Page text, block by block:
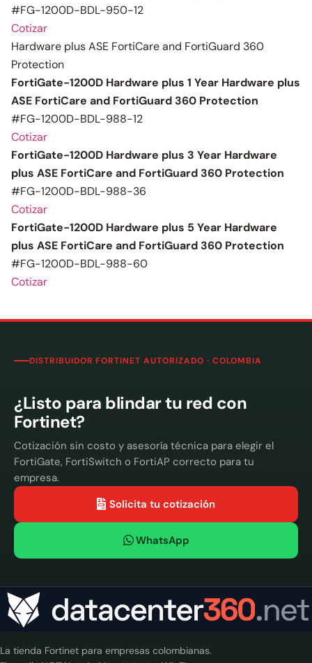
#FG-1200D-BDL-950-12
Cotizar
Hardware plus ASE FortiCare and FortiGuard 360
Protection
FortiGate-1200D Hardware plus 1 Year Hardware plus
ASE FortiCare and FortiGuard 360 Protection
#FG-1200D-BDL-988-12
Cotizar
FortiGate-1200D Hardware plus 3 Year Hardware
plus ASE FortiCare and FortiGuard 360 Protection
#FG-1200D-BDL-988-36
Cotizar
FortiGate-1200D Hardware plus 5 Year Hardware
plus ASE FortiCare and FortiGuard 360 Protection
#FG-1200D-BDL-988-60
Cotizar
DISTRIBUIDOR FORTINET AUTORIZADO · COLOMBIA
¿Listo para blindar tu red con
Fortinet?
Cotización sin costo y asesoría técnica para elegir el
FortiGate, FortiSwitch o FortiAP correcto para tu
empresa.
Solicita tu cotización
WhatsApp
La tienda Fortinet para empresas colombianas.